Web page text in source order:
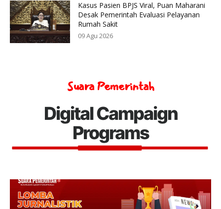
Kasus Pasien BPJS Viral, Puan Maharani
Desak Pemerintah Evaluasi Pelayanan
Rumah Sakit
09 Agu 2026
Suara Pemerintah
Digital Campaign
Programs